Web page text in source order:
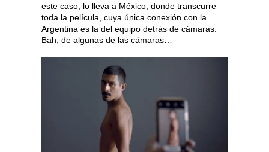
este caso, lo lleva a México, donde transcurre
toda la película, cuya única conexión con la
Argentina es la del equipo detrás de cámaras.
Bah, de algunas de las cámaras…